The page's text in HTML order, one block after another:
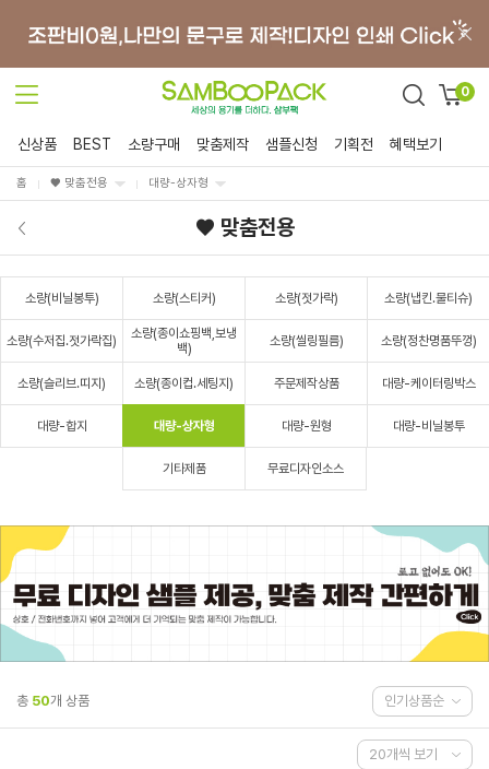
0
신상품 BEST 소량구매 맞춤제작 샘플신청 기획전 혜택보기
홈 ♥ 맞춤전용 대량-상자형
♥ 맞춤전용
소량(비닐봉투) 소량(스티커) 소량(젓가락) 소량(냅킨.물티슈)
소량(수저집.젓가락집)
소량(종이쇼핑백,보냉
백)
소량(씰링필름) 소량(정찬명품뚜껑)
소량(슬리브.띠지) 소량(종이컵.세팅지) 주문제작상품 대량-케이터링박스
대량-합지 대량-상자형 대량-원형 대량-비닐봉투
기타제품 무료디자인소스
총 50개 상품